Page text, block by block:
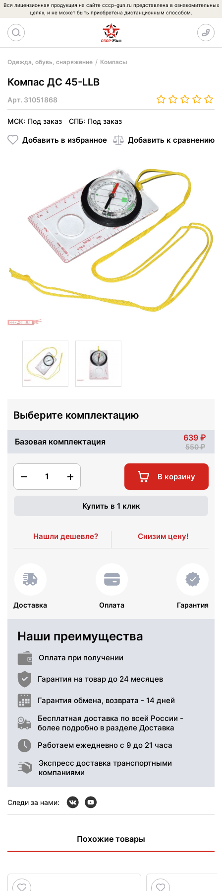
Вся лицензионная продукция на сайте cccp-gun.ru представлена в ознакомительных
целях, и не может быть приобретена дистанционным способом.
Одежда, обувь, снаряжение Компасы
Компас ДС 45-LLB
Арт. 31051868
МСК: Под заказ СПБ: Под заказ
Добавить в избранное Добавить к сравнению
Выберите комплектацию
Базовая комплектация 639
550
1 В корзину
Купить в 1 клик
Нашли дешевле? Снизим цену!
Доставка Оплата Гарантия
Наши преимущества
Оплата при получении
Гарантия на товар до 24 месяцев
Гарантия обмена, возврата - 14 дней
Бесплатная доставка по всей России -
более подробно в разделе Доставка
Работаем ежедневно с 9 до 21 часа
Экспресс доставка транспортными
компаниями
Следи за нами:
Похожие товары